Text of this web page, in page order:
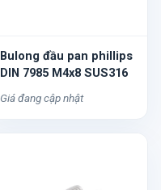
Bulong đầu pan phillips
DIN 7985 M4x8 SUS316
Giá đang cập nhật